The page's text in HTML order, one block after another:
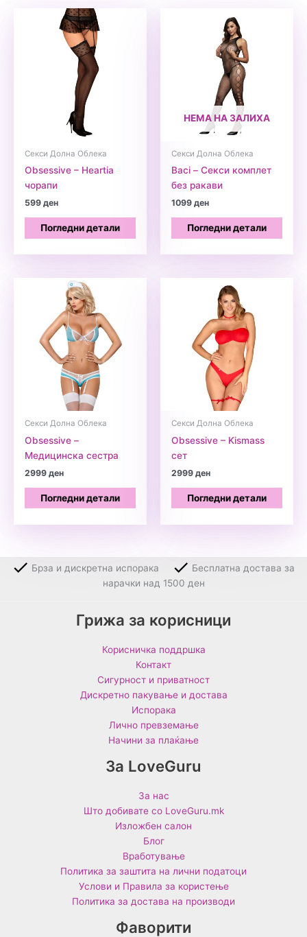
Секси Долна Облека
Obsessive – Heartia
чорапи
599ден
Погледни детали
НЕМА НА ЗАЛИХА
Секси Долна Облека
Baci – Секси комплет
без ракави
1099ден
Погледни детали
Секси Долна Облека
Obsessive –
Медицинска сестра
2999ден
Погледни детали
Секси Долна Облека
Obsessive – Kismass
сет
2999ден
Погледни детали
Брза и дискретна испорака
Бесплатна достава за
нарачки над 1500 ден
Грижа за корисници
Корисничка поддршка
Контакт
Сигурност и приватност
Дискретно пакување и достава
Испорака
Лично превземање
Начини за плаќање
За LoveGuru
За нас
Што добивате со LoveGuru.mk
Изложбен салон
Блог
Вработување
Политика за заштита на лични податоци
Услови и Правила за користење
Политика за достава на производи
Фаворити